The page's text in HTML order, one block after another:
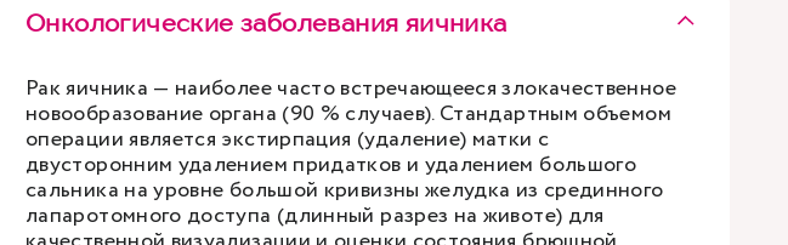
Онкологические заболевания яичника
Рак яичника — наиболее часто встречающееся злокачественное
новообразование органа (90 % случаев). Стандартным объемом
операции является экстирпация (удаление) матки с
двусторонним удалением придатков и удалением большого
сальника на уровне большой кривизны желудка из срединного
лапаротомного доступа (длинный разрез на животе) для